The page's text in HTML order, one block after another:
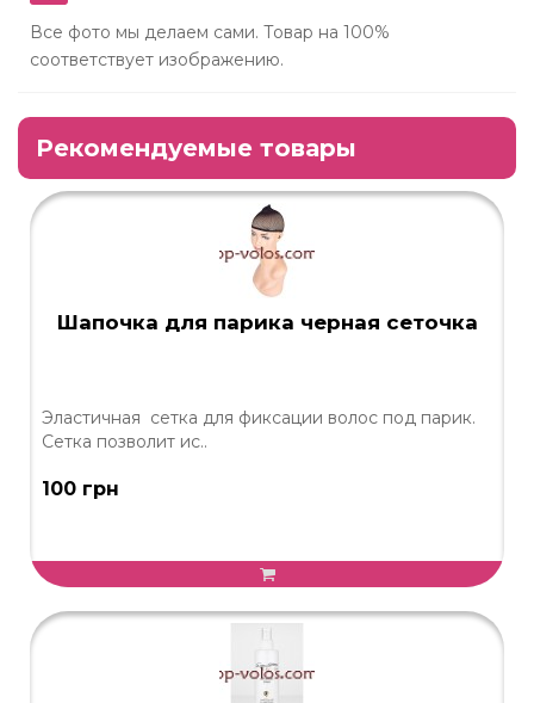
Все фото мы делаем сами. Товар на 100%
соответствует изображению.
Рекомендуемые товары
Шапочка для парика черная сеточка
Эластичная сетка для фиксации волос под парик.
Сетка позволит ис..
100 грн